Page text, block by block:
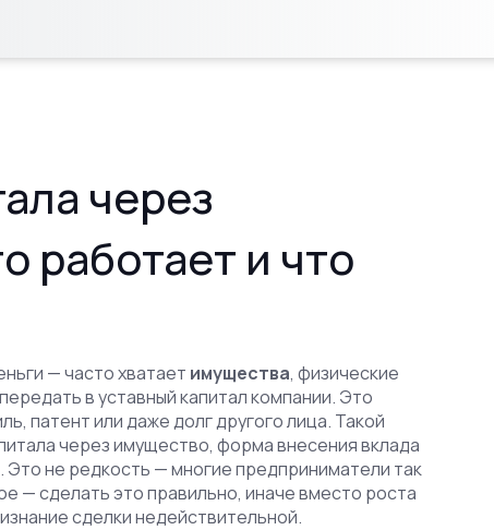
через
работает и что
— часто хватает имущества,физические
в уставный капитал компании. Это
патент или даже долг другого лица. Такой
через имущество,форма внесения вклада
. Это не редкость — многие предприниматели так
— сделать это правильно, иначе вместо роста
сделки недействительной.